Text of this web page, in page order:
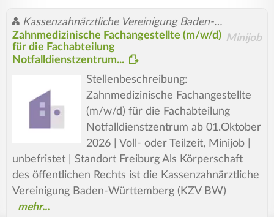
Kassenzahnärztliche Vereinigung Baden-Württemberg (KZV BW)
Minijob
Zahnmedizinische Fachangestellte (m/w/d)
für die Fachabteilung
Notfalldienstzentrum...
Stellenbeschreibung:
Zahnmedizinische Fachangestellte
(m/w/d) für die Fachabteilung
Notfalldienstzentrum ab 01.Oktober
2026 | Voll- oder Teilzeit, Minijob |
unbefristet | Standort Freiburg Als Körperschaft
des öffentlichen Rechts ist die Kassenzahnärztliche
Vereinigung Baden-Württemberg (KZV BW)